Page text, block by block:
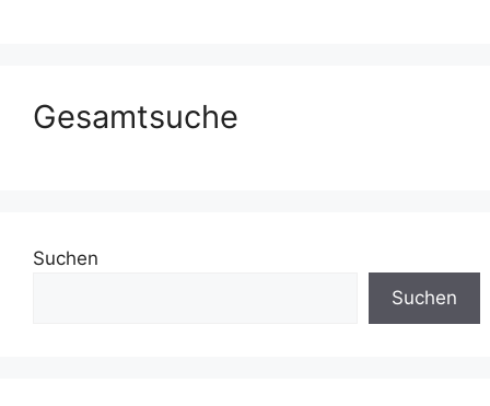
Gesamtsuche
Suchen
Suchen